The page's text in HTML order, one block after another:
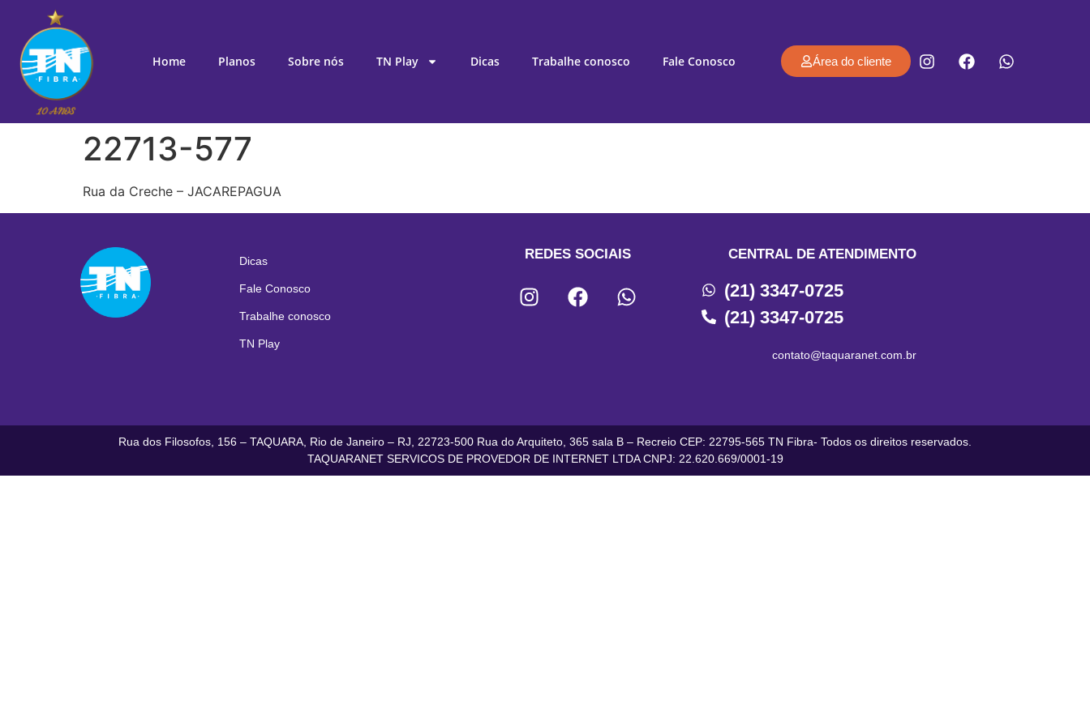
Home Planos Sobre nós TN Play Dicas Trabalhe conosco Fale Conosco Área do cliente
22713-577
Rua da Creche – JACAREPAGUA
Dicas
Fale Conosco
Trabalhe conosco
TN Play
REDES SOCIAIS CENTRAL DE ATENDIMENTO
(21) 3347-0725
(21) 3347-0725
contato@taquaranet.com.br
Rua dos Filosofos, 156 – TAQUARA, Rio de Janeiro – RJ, 22723-500 Rua do Arquiteto, 365 sala B – Recreio CEP: 22795-565 TN Fibra- Todos os direitos reservados.
TAQUARANET SERVICOS DE PROVEDOR DE INTERNET LTDA CNPJ: 22.620.669/0001-19